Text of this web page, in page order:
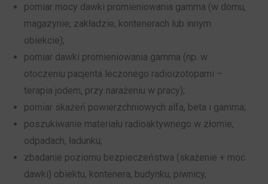
pomiar mocy dawki promieniowania gamma (w domu,
magazynie, zakładzie, kontenerach lub innym
obiekcie);
pomiar dawki promieniowania gamma (np. w
otoczeniu pacjenta leczonego radioizotopami –
terapia jodem, przy narażeniu w pracy);
pomiar skażeń powierzchniowych alfa, beta i gamma;
poszukiwanie materiału radioaktywnego w złomie,
odpadach, ładunku;
zbadanie poziomu bezpieczeństwa (skażenie + moc
dawki) obiektu, kontenera, budynku, piwnicy,